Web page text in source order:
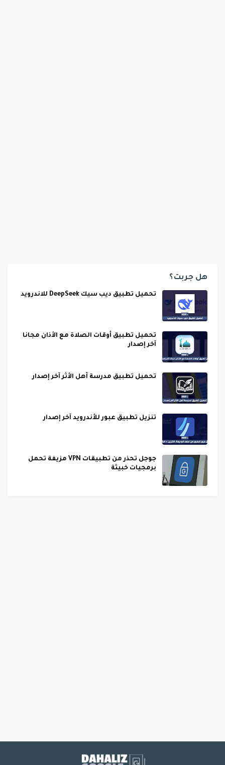
هل جربت؟
تحميل تطبيق ديب سيك DeepSeek للاندرويد
تحميل تطبيق أوقات الصلاة مع الأذان مجانا
آخر إصدار
تحميل تطبيق مدرسة أهل الأثر آخر إصدار
تنزيل تطبيق عبور للأندرويد آخر إصدار
جوجل تحذر من تطبيقات VPN مزيفة تحمل
برمجيات خبيثة